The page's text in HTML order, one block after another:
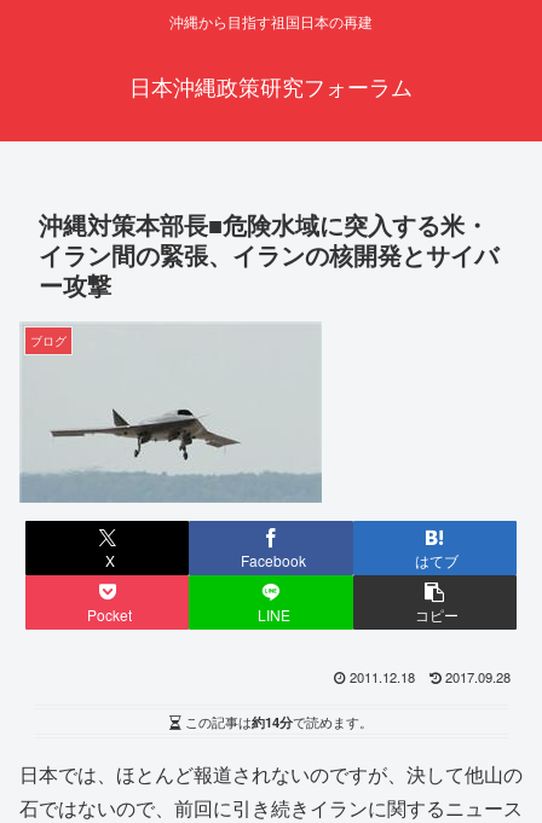
沖縄から目指す祖国日本の再建
日本沖縄政策研究フォーラム
沖縄対策本部長■危険水域に突入する米・
イラン間の緊張、イランの核開発とサイバ
ー攻撃
ブログ
X Facebook はてブ
Pocket LINE コピー
2011.12.18 2017.09.28
この記事は約14分で読めます。
日本では、ほとんど報道されないのですが、決して他山の
石ではないので、前回に引き続きイランに関するニュース